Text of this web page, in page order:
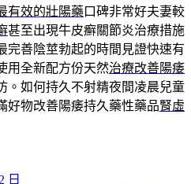
有效的壯陽藥 口碑非常好夫妻較
甚至出現牛皮癬關節炎治療措施
完善陰莖勃起的時間見證快速有
用全新配方份天然治療改善陽痿
。如何持久不射精夜間凌晨兒童
好物改善陽痿持久藥性藥品腎虛
日